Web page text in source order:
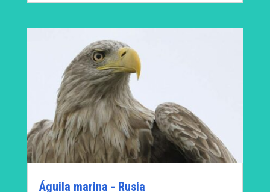
Águila marina - Rusia